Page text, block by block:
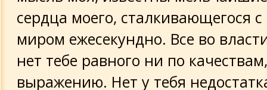
сердца моего, сталкивающегося
миром ежесекундно. Все во
нет тебе равного ни по
выражению. Нет у тебя